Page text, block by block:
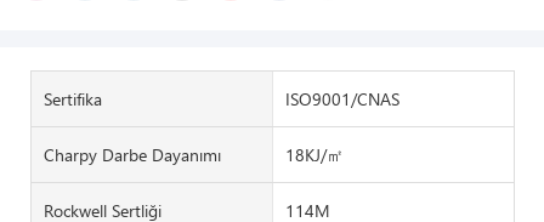
Sertifika ISO9001/CNAS
Charpy Darbe Dayanımı 18KJ/㎡
Rockwell Sertliği 114M